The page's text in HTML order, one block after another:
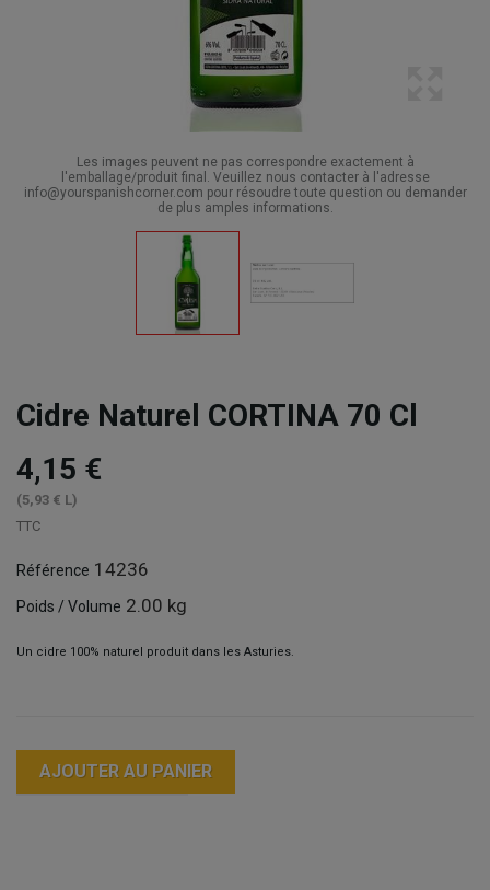
Les images peuvent ne pas correspondre exactement à
l'emballage/produit final. Veuillez nous contacter à l'adresse
info@yourspanishcorner.com pour résoudre toute question ou demander
de plus amples informations.
Cidre Naturel CORTINA 70 Cl
4,15 €
(5,93 € L)
TTC
Référence 14236
Poids / Volume 2.00 kg
Un cidre 100% naturel produit dans les Asturies.
AJOUTER AU PANIER